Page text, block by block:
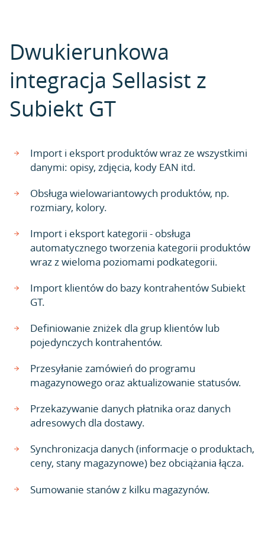
Dwukierunkowa
integracja Sellasist z
Subiekt GT
Import i eksport produktów wraz ze wszystkimi
danymi: opisy, zdjęcia, kody EAN itd.
Obsługa wielowariantowych produktów, np.
rozmiary, kolory.
Import i eksport kategorii - obsługa
automatycznego tworzenia kategorii produktów
wraz z wieloma poziomami podkategorii.
Import klientów do bazy kontrahentów Subiekt
GT.
Definiowanie zniżek dla grup klientów lub
pojedynczych kontrahentów.
Przesyłanie zamówień do programu
magazynowego oraz aktualizowanie statusów.
Przekazywanie danych płatnika oraz danych
adresowych dla dostawy.
Synchronizacja danych (informacje o produktach,
ceny, stany magazynowe) bez obciążania łącza.
Sumowanie stanów z kilku magazynów.